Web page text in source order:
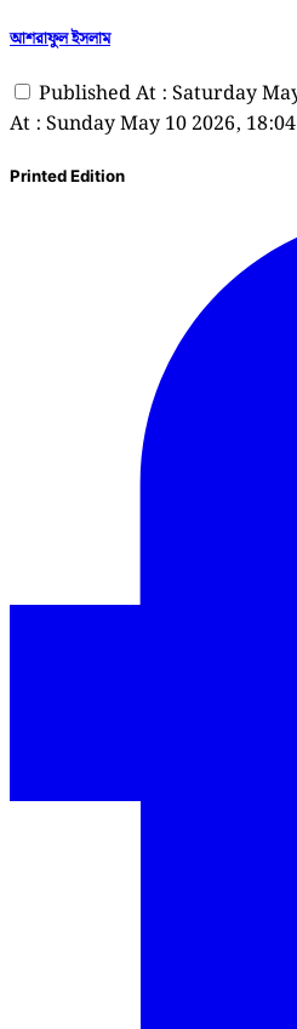
আশরাফুল ইসলাম
Published At : Saturday
At : Sunday May 10 2026, 18:04
Printed Edition